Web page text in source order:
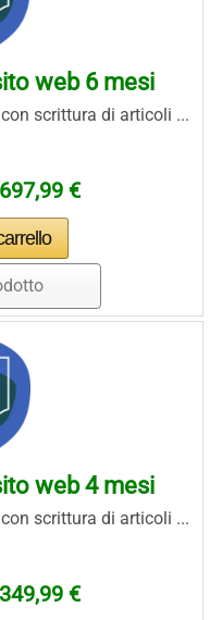
web 6 mesi
scrittura di articoli ...
697,99 €
web 4 mesi
scrittura di articoli ...
349,99 €